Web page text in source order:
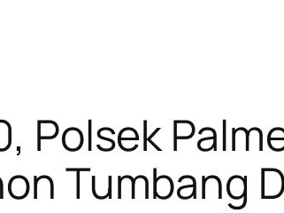
Polsek
Tumbang